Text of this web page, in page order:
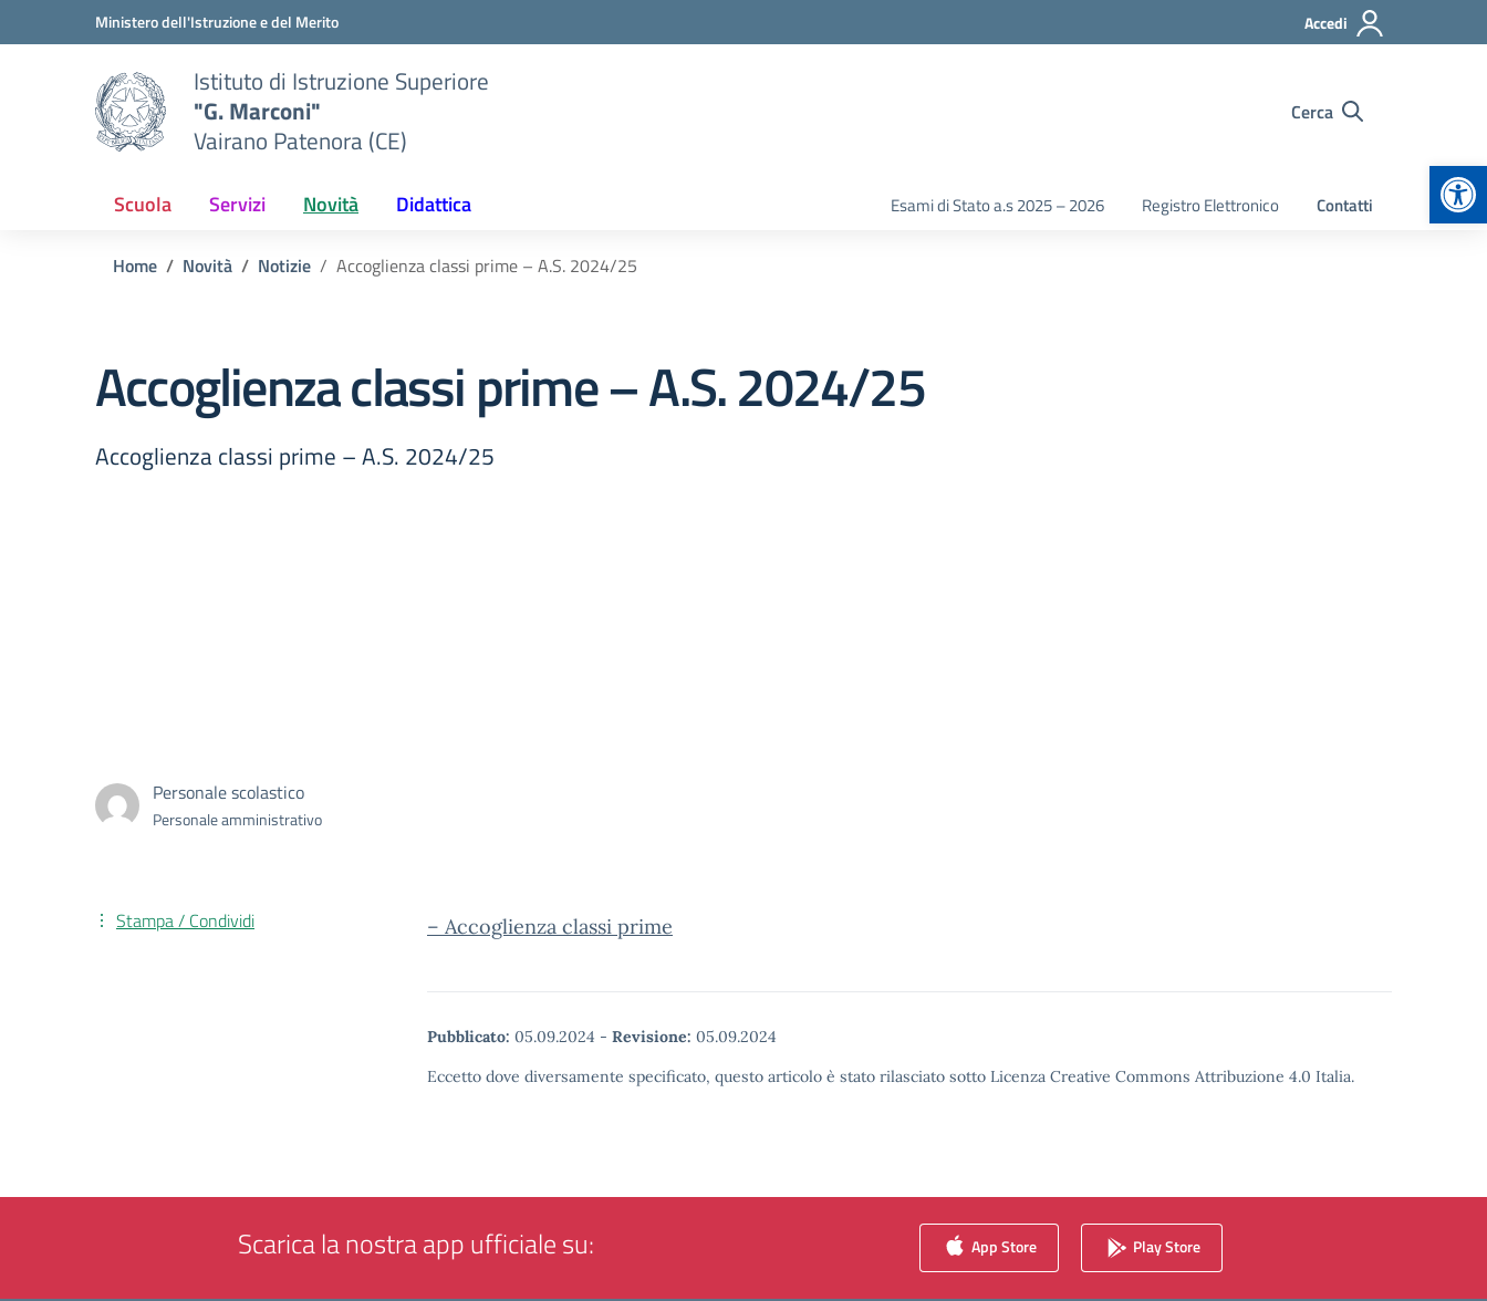
Vai ai contenuti
Vai al menu di navigazioneMinistero dell'Istruzione e del Merito Accedi
Istituto di Istruzione Superiore
"G. Marconi"
Vairano Patenora (CE)
Cerca
Scuola Servizi Novità Didattica Esami di Stato a.s 2025 – 2026 Registro Elettronico Contatti
Home Novità Notizie Accoglienza classi prime – A.S. 2024/25
Accoglienza classi prime – A.S. 2024/25
Accoglienza classi prime – A.S. 2024/25
Personale scolastico
Personale amministrativo
– Accoglienza classi prime
Pubblicato: 05.09.2024 - Revisione: 05.09.2024
Eccetto dove diversamente specificato, questo articolo è stato rilasciato sotto Licenza Creative Commons Attribuzione 4.0 Italia.
Stampa / Condividi
Scarica la nostra app ufficiale su: App Store Play Store